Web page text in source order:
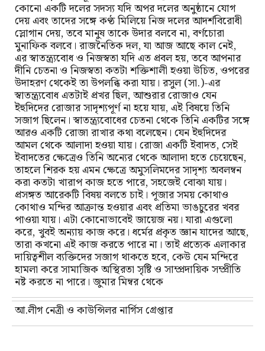
কোনো একটি দলের সদস্য যদি অপর দলের অনুষ্ঠানে যোগ
দেয় এবং তাদের সঙ্গে কণ্ঠ মিলিয়ে নিজ দলের আদর্শবিরোধী
স্লোগান দেয়, তবে মানুষ তাকে উদার বলবে না, বর্ণচোরা
মুনাফিক বলবে। রাজনৈতিক দল, যা আজ আছে কাল নেই,
এর স্বাতন্ত্র্যবোধ ও নিজস্বতা যদি এত প্রবল হয়, তবে আপনার
দীনি চেতনা ও নিজস্বতা কতটা শক্তিশালী হওয়া উচিত, ওপরের
উদাহরণ থেকেই তা উপলব্ধি করা যায়। রসুল (সা.)-এর
স্বাতন্ত্র্যবোধ এতটাই প্রখর ছিল, আশুরার রোজাও যেন
ইহুদিদের রোজার সাদৃশ্যপূর্ণ না হয়ে যায়, এই বিষয়ে তিনি
সজাগ ছিলেন। স্বাতন্ত্র্যবোধের চেতনা থেকে তিনি একটির সঙ্গে
আরও একটি রোজা রাখার কথা বলেছেন। যেন ইহুদিদের
আমল থেকে আলাদা হওয়া যায়। রোজা একটি ইবাদত, সেই
ইবাদতের ক্ষেত্রেও তিনি অন্যের থেকে আলাদা হতে চেয়েছেন,
তাহলে শিরক হয় এমন ক্ষেত্রে অমুসলিমদের সাদৃশ্য অবলম্বন
করা কতটা খারাপ কাজ হতে পারে, সহজেই বোঝা যায়।
প্রসঙ্গত আরেকটি বিষয় বলতে চাই। পূজার সময় কোথাও
কোথাও মন্দির আক্রান্ত হওয়ার এবং প্রতিমা ভাঙচুরের খবর
পাওয়া যায়। এটা কোনোভাবেই জায়েজ নয়। যারা এগুলো
করে, খুবই অন্যায় কাজ করে। ধর্মের প্রকৃত জ্ঞান যাদের আছে,
তারা কখনো এই কাজ করতে পারে না। তাই প্রত্যেক এলাকার
দায়িত্বশীল ব্যক্তিদের সজাগ থাকতে হবে, কেউ যেন মন্দিরে
হামলা করে সামাজিক অস্থিরতা সৃষ্টি ও সাম্প্রদায়িক সম্প্রীতি
নষ্ট করতে না পারে। জুমার মিম্বর থেকে
আ.লীগ নেত্রী ও কাউন্সিলর নার্গিস গ্রেপ্তার